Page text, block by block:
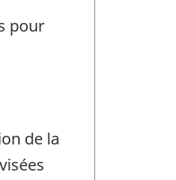
pour
de la